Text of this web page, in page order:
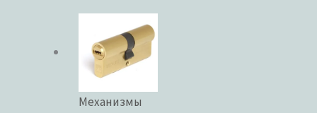
Механизмы